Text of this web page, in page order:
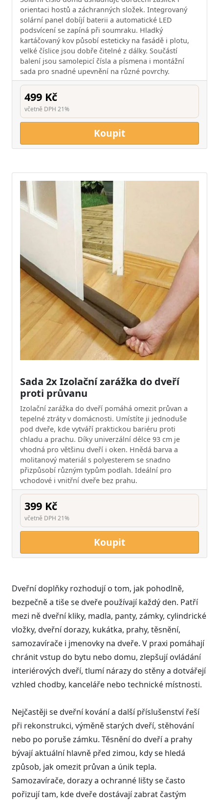
orientaci hostů a záchranných složek. Integrovaný
solární panel dobíjí baterii a automatické LED
podsvícení se zapíná při soumraku. Hladký
kartáčovaný kov působí esteticky na fasádě i plotu,
velké číslice jsou dobře čitelné z dálky. Součástí
balení jsou samolepicí čísla a písmena i montážní
sada pro snadné upevnění na různé povrchy.
499 Kč
včetně DPH 21%
Koupit
Sada 2x Izolační zarážka do dveří
proti průvanu
Izolační zarážka do dveří pomáhá omezit průvan a
tepelné ztráty v domácnosti. Umístíte ji jednoduše
pod dveře, kde vytváří praktickou bariéru proti
chladu a prachu. Díky univerzální délce 93 cm je
vhodná pro většinu dveří i oken. Hnědá barva a
molitanový materiál s polyesterem se snadno
přizpůsobí různým typům podlah. Ideální pro
vchodové i vnitřní dveře bez prahu.
399 Kč
včetně DPH 21%
Koupit
Dveřní doplňky rozhodují o tom, jak pohodlně,
bezpečně a tiše se dveře používají každý den. Patří
mezi ně dveřní kliky, madla, panty, zámky, cylindrické
vložky, dveřní dorazy, kukátka, prahy, těsnění,
samozavírače i jmenovky na dveře. V praxi pomáhají
chránit vstup do bytu nebo domu, zlepšují ovládání
interiérových dveří, tlumí nárazy do stěny a dotvářejí
vzhled chodby, kanceláře nebo technické místnosti.
Nejčastěji se dveřní kování a další příslušenství řeší
při rekonstrukci, výměně starých dveří, stěhování
nebo po poruše zámku. Těsnění do dveří a prahy
bývají aktuální hlavně před zimou, kdy se hledá
způsob, jak omezit průvan a únik tepla.
Samozavírače, dorazy a ochranné lišty se často
pořizují tam, kde dveře dostávají zabrat častým